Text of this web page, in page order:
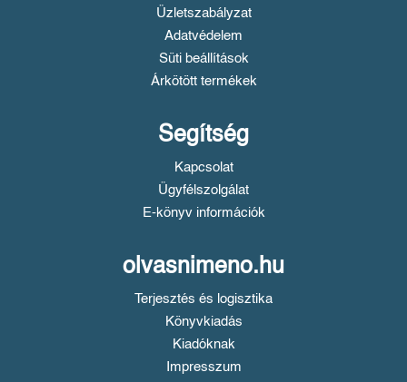
Üzletszabályzat
Adatvédelem
Süti beállítások
Árkötött termékek
Segítség
Kapcsolat
Ügyfélszolgálat
E-könyv információk
olvasnimeno.hu
Terjesztés és logisztika
Könyvkiadás
Kiadóknak
Impresszum